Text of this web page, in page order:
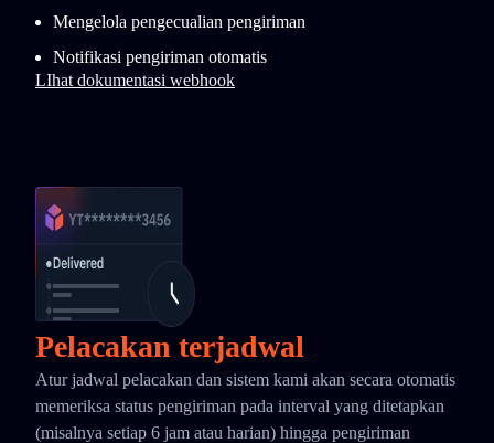
Mengelola pengecualian pengiriman
Notifikasi pengiriman otomatis
LIhat dokumentasi webhook
Pelacakan terjadwal
Atur jadwal pelacakan dan sistem kami akan secara otomatis
memeriksa status pengiriman pada interval yang ditetapkan
(misalnya setiap 6 jam atau harian) hingga pengiriman